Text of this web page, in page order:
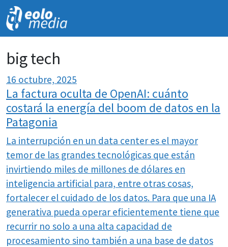
big tech
16 octubre, 2025
La factura oculta de OpenAI: cuánto
costará la energía del boom de datos en la
Patagonia
La interrupción en un data center es el mayor
temor de las grandes tecnológicas que están
invirtiendo miles de millones de dólares en
inteligencia artificial para, entre otras cosas,
fortalecer el cuidado de los datos. Para que una IA
generativa pueda operar eficientemente tiene que
recurrir no solo a una alta capacidad de
procesamiento sino también a una base de datos